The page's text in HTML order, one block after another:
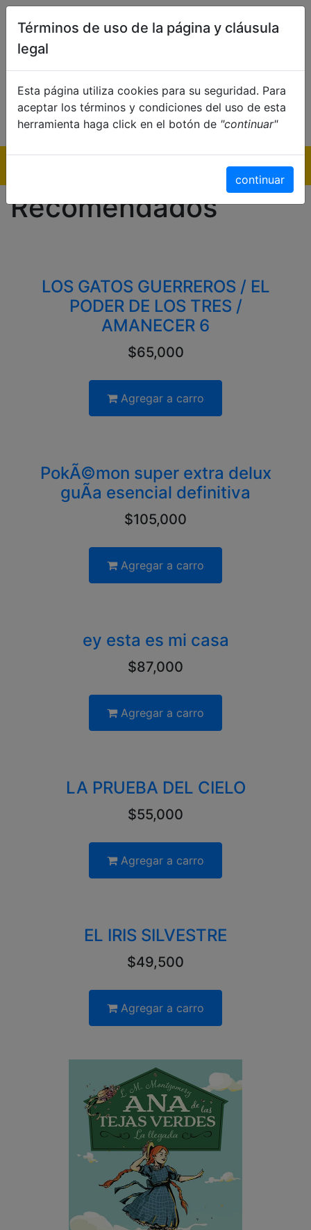
Recomendados
LOS GATOS GUERREROS / EL
PODER DE LOS TRES /
AMANECER 6
$65,000
Agregar a carro
PokÃ©mon super extra delux
guÃ­a esencial definitiva
$105,000
Agregar a carro
ey esta es mi casa
$87,000
Agregar a carro
LA PRUEBA DEL CIELO
$55,000
Agregar a carro
EL IRIS SILVESTRE
$49,500
Agregar a carro
Términos de uso de la página y cláusula
legal
Esta página utiliza cookies para su seguridad. Para
aceptar los términos y condiciones del uso de esta
herramienta haga click en el botón de "continuar"
continuar